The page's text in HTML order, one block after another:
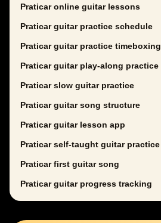
Praticar online guitar lessons
Praticar guitar practice schedule
Praticar guitar practice timeboxing
Praticar guitar play-along practice
Praticar slow guitar practice
Praticar guitar song structure
Praticar guitar lesson app
Praticar self-taught guitar practice
Praticar first guitar song
Praticar guitar progress tracking